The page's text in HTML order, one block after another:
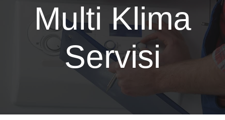
Multi Klima
Servisi